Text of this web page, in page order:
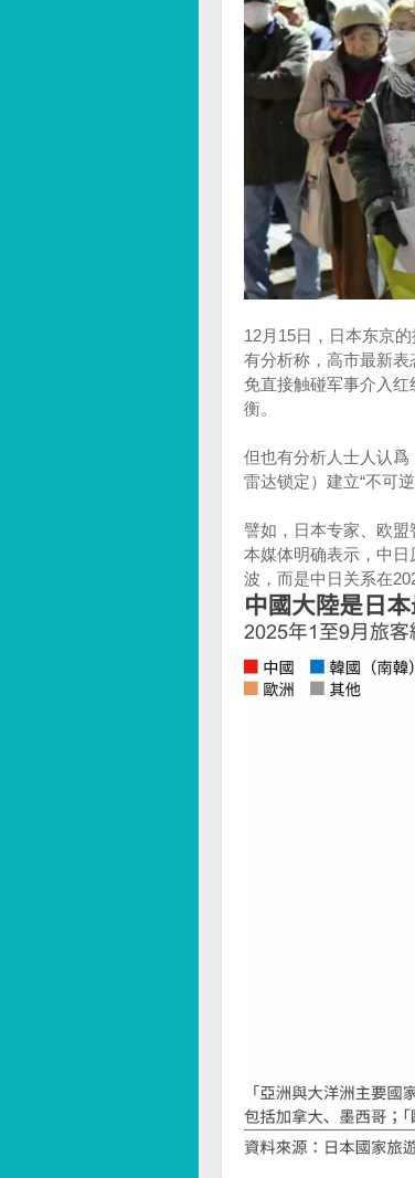
12月15日，日本东京
有分析称，高市最新表
免直接触碰军事介入
衡。
但也有分析人士人认爲
雷达锁定）建立“不可
譬如，日本专家、欧
本媒体明确表示，中
波，而是中日关系在